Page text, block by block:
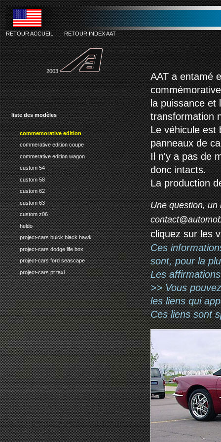
string(58) "Smarty
liste des modèles
commemorative edition
commerative edition coupe
commerative edition wagon
custom 54
custom 58
custom 62
custom 63
custom z06
heldo
project-cars buick black hawk
project-cars dodge life box
project-cars ford seascape
project-cars pt taxi
RETOUR ACCUEIL-RETOUR INDEX AAT
2003
AAT a entamé
la puissance et
transformation
Le véhicule est
panneaux de
Il n'y a pas de
donc intacts.
La production
Une question, un
cliquez sur les
Ces
sont, pour la
Les
>> Vous
les liens qui
Ces liens sont